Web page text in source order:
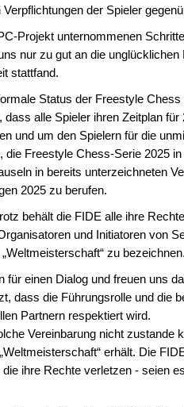
der Spieler
Projekt unternommenen
nur zu gut an die
stattfand.
Status der Freestyle
dass alle Spieler ihren Zeitplan
und um den Spielern für die
die Freestyle Chess-Serie 2025
in bereits unterzeichneten
2025 zu berufen.
behält die FIDE alle ihre
und Initiatoren von
zu bezeichnen.
für einen Dialog und freuen uns
dass die Führungsrolle und die
Partnern respektiert wird.
Vereinbarung nicht
erhält. Die
ihre Rechte verletzen - seien